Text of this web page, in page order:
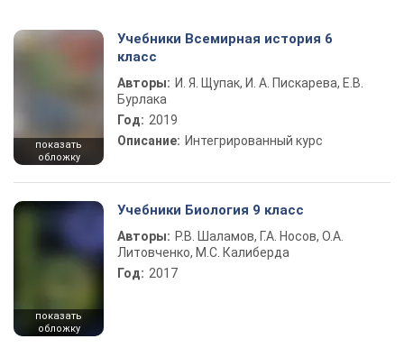
показать
обложку
Учебники Всемирная история 6
класс
Авторы: И. Я. Щупак, И. А. Пискарева, Е.В.
Бурлака
Год: 2019
Описание: Интегрированный курс
показать
обложку
Учебники Биология 9 класс
Авторы: Р.В. Шаламов, Г.А. Носов, О.А.
Литовченко, М.С. Калиберда
Год: 2017